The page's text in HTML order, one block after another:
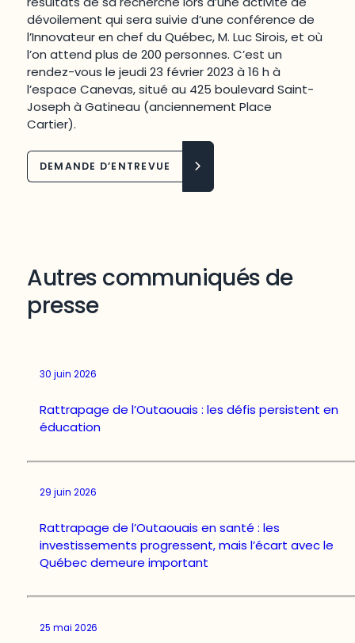
dévoilement qui sera suivie d’une conférence de
l’Innovateur en chef du Québec, M. Luc Sirois, et où
l’on attend plus de 200 personnes. C’est un
rendez-vous le jeudi 23 février 2023 à 16 h à
l’espace Canevas, situé au 425 boulevard Saint-
Joseph à Gatineau (anciennement Place
Cartier).
DEMANDE D’ENTREVUE
Autres communiqués de
presse
30 juin 2026
Rattrapage de l’Outaouais : les défis persistent en
éducation
29 juin 2026
Rattrapage de l’Outaouais en santé : les
investissements progressent, mais l’écart avec le
Québec demeure important
25 mai 2026